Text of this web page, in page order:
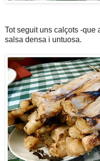
Tot seguit uns calçots -que
salsa densa i untuosa.